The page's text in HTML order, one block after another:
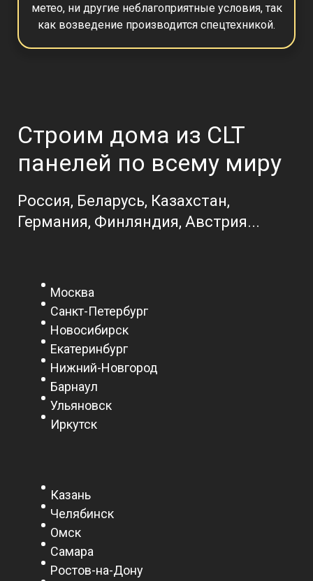
метео, ни другие неблагоприятные условия, так
как возведение производится спецтехникой.
Строим дома из CLT
панелей по всему миру
Россия, Беларусь, Казахстан,
Германия, Финляндия, Австрия...
Москва
Санкт-Петербург
Новосибирск
Екатеринбург
Нижний-Новгород
Барнаул
Ульяновск
Иркутск
Казань
Челябинск
Омск
Самара
Ростов-на-Дону